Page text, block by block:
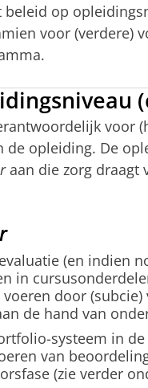
op
voor (verdere)
voor
de opleiding. De
aan die zorg draagt
(en indien
in
door (subcie)
de hand van
systeem in de
van
(zie verder